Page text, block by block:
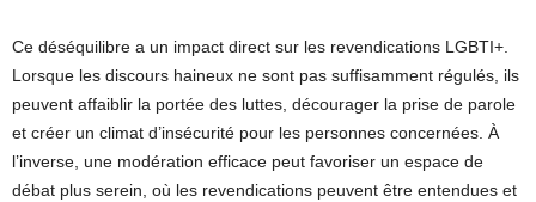
Ce déséquilibre a un impact direct sur les revendications LGBTI+.
Lorsque les discours haineux ne sont pas suffisamment régulés, ils
peuvent affaiblir la portée des luttes, décourager la prise de parole
et créer un climat d’insécurité pour les personnes concernées. À
l’inverse, une modération efficace peut favoriser un espace de
débat plus serein, où les revendications peuvent être entendues et